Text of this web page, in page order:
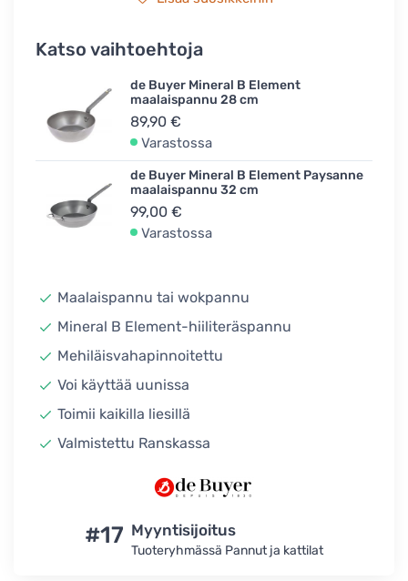
Katso vaihtoehtoja
de Buyer Mineral B Element
maalaispannu 28 cm
89,90 €
Varastossa
de Buyer Mineral B Element Paysanne
maalaispannu 32 cm
99,00 €
Varastossa
Maalaispannu tai wokpannu
Mineral B Element-hiiliteräspannu
Mehiläisvahapinnoitettu
Voi käyttää uunissa
Toimii kaikilla liesillä
Valmistettu Ranskassa
#17 Myyntisijoitus
Tuoteryhmässä Pannut ja kattilat